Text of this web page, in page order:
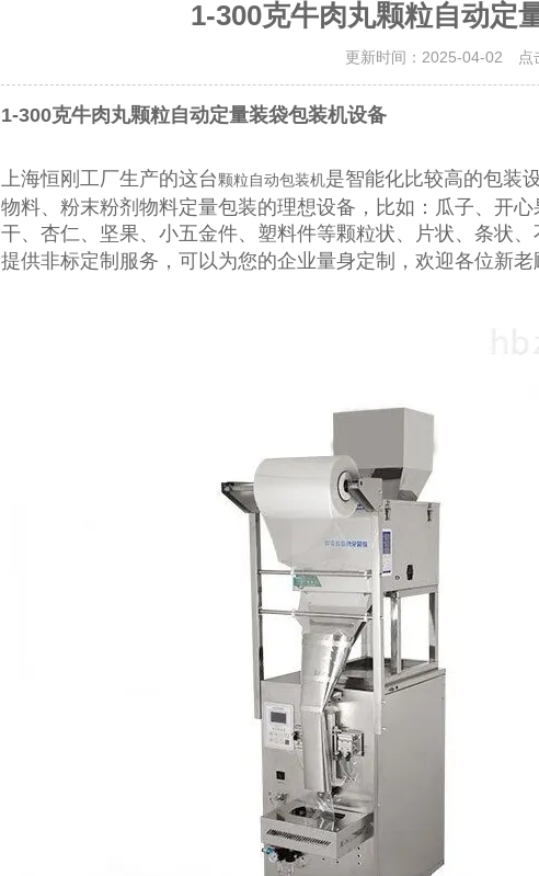
1-300克牛肉丸颗粒自动定
更新时间：2025-04-02 点
1-300克牛肉丸颗粒自动定量装袋包装机设备
上海恒刚工厂生产的这台颗粒自动包装机是智能化比较高的包装
物料、粉末粉剂物料定量包装的理想设备，比如：瓜子、开
干、杏仁、坚果、小五金件、塑料件等颗粒状、片状、条状
提供非标定制服务，可以为您的企业量身定制，欢迎各位新